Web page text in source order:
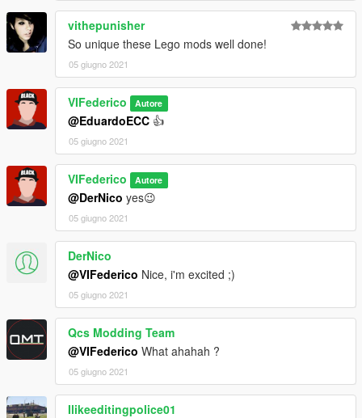
vithepunisher
So unique these Lego mods well done!
05 giugno 2021
VIFederico Autore
@EduardoECC 👍
05 giugno 2021
VIFederico Autore
@DerNico yes😉
05 giugno 2021
DerNico
@VIFederico Nice, i'm excited ;)
05 giugno 2021
Qcs Modding Team
@VIFederico What ahahah ?
05 giugno 2021
Ilikeeditingpolice01